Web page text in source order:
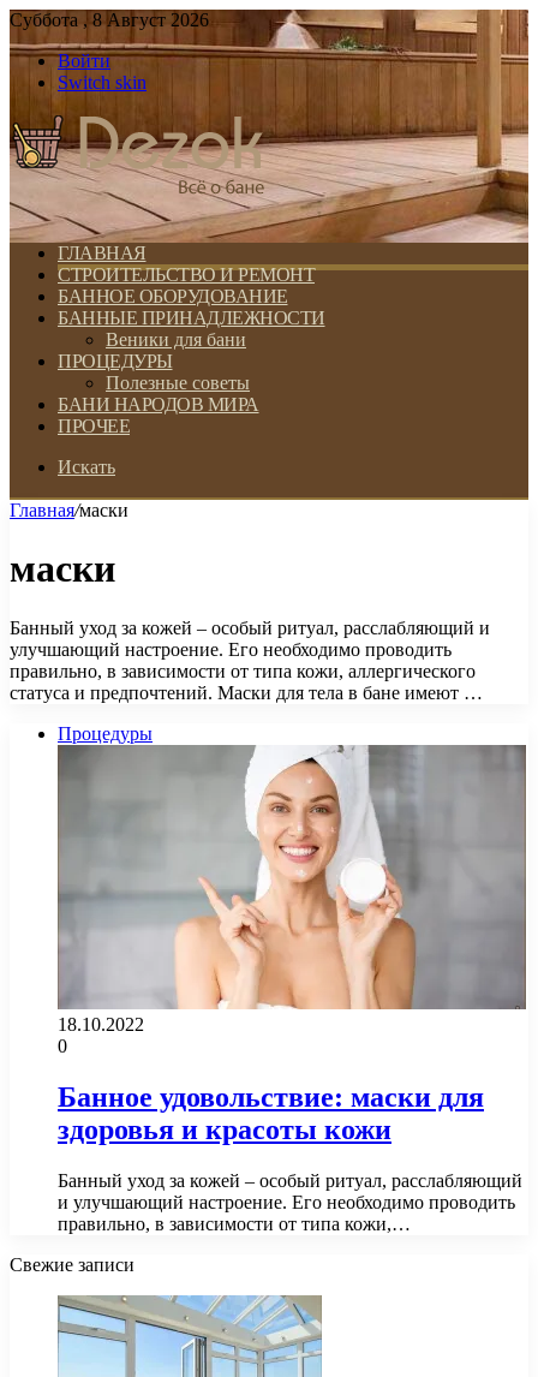
Суббота , 8 Август 2026
Войти
Switch skin
ГЛАВНАЯ
СТРОИТЕЛЬСТВО И РЕМОНТ
БАННОЕ ОБОРУДОВАНИЕ
БАННЫЕ ПРИНАДЛЕЖНОСТИ
Веники для бани
ПРОЦЕДУРЫ
Полезные советы
БАНИ НАРОДОВ МИРА
ПРОЧЕЕ
Искать
Главная/маски
маски
Банный уход за кожей – особый ритуал, расслабляющий и
улучшающий настроение. Его необходимо проводить
правильно, в зависимости от типа кожи, аллергического
статуса и предпочтений. Маски для тела в бане имеют …
Процедуры
18.10.2022
0
Банное удовольствие: маски для
здоровья и красоты кожи
Банный уход за кожей – особый ритуал, расслабляющий
и улучшающий настроение. Его необходимо проводить
правильно, в зависимости от типа кожи,…
Свежие записи